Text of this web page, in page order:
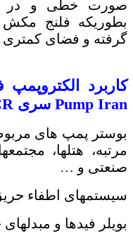
صورت خطی و در
بطوریکه فلنج
گرفته و فضای کمتری
کاربرد الکتروپمپ
Pump Iran سری
بوستر پمپ های
مرتبه، هتلها،
صنعتی و …
سیستمهای اطفاء
بویلر فیدها و